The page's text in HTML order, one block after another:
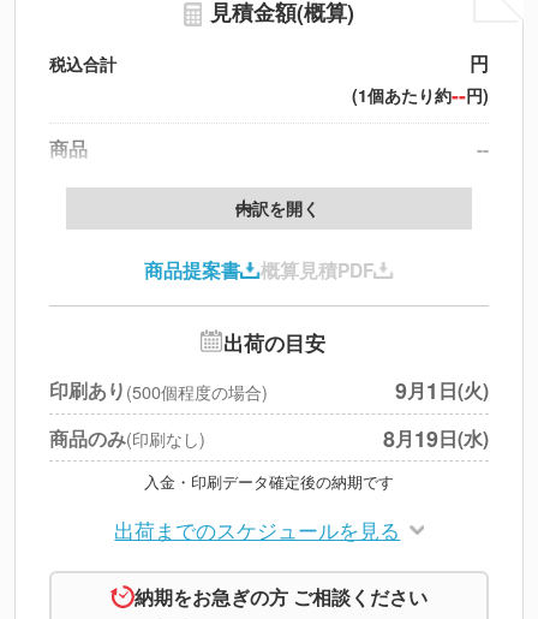
見積金額(概算)
税込合計 円
(1個あたり約--円)
商品
--
製版代
印刷代
北海道・沖縄・離島 別途
円
※上記小計は税別です
内訳を開く
商品提案書 概算見積PDF
出荷の目安
印刷あり (500個程度の場合) 9月1 日(火)
商品のみ(印刷なし) 8月19日(水)
入金・印刷データ確定後の納期です
出荷までのスケジュールを見る
納期をお急ぎの方 ご相談ください